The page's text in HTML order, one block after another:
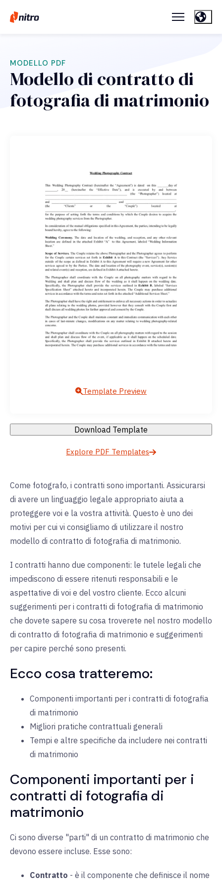
MODELLO PDF
Modello di contratto di
fotografia di matrimonio
Template Preview
Download Template
Explore PDF Templates
Come fotografo, i contratti sono importanti. Assicurarsi
di avere un linguaggio legale appropriato aiuta a
proteggere voi e la vostra attività. Questo è uno dei
motivi per cui vi consigliamo di utilizzare il nostro
modello di contratto di fotografia di matrimonio.
I contratti hanno due componenti: le tutele legali che
impediscono di essere ritenuti responsabili e le
aspettative di voi e del vostro cliente. Ecco alcuni
suggerimenti per i contratti di fotografia di matrimonio
che dovete sapere su cosa troverete nel nostro modello
di contratto di fotografia di matrimonio e suggerimenti
per capire perché sono presenti.
Ecco cosa tratteremo:
Componenti importanti per i contratti di fotografia
di matrimonio
Migliori pratiche contrattuali generali
Tempi e altre specifiche da includere nei contratti
di matrimonio
Componenti importanti per i
contratti di fotografia di
matrimonio
Ci sono diverse "parti" di un contratto di matrimonio che
devono essere incluse. Esse sono:
Contratto - è il componente che definisce il nome